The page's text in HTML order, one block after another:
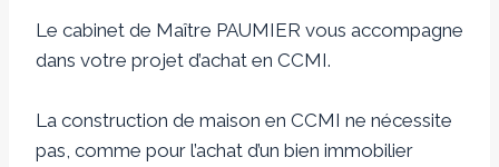
Le cabinet de Maître PAUMIER vous accompagne
dans votre projet d’achat en CCMI.
La construction de maison en CCMI ne nécessite
pas, comme pour l’achat d’un bien immobilier